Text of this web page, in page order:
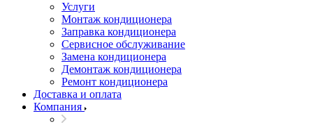
Услуги
Монтаж кондиционера
Заправка кондиционера
Сервисное обслуживание
Замена кондиционера
Демонтаж кондиционера
Ремонт кондиционера
Доставка и оплата
Компания